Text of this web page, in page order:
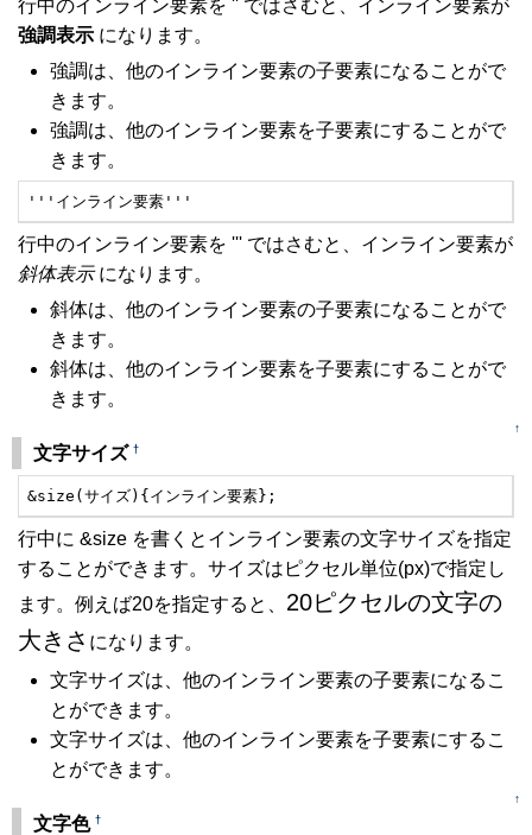
行中のインライン要素を '' ではさむと、インライン要素が
強調表示 になります。
強調は、他のインライン要素の子要素になることがで
きます。
強調は、他のインライン要素を子要素にすることがで
きます。
'''インライン要素'''
行中のインライン要素を ''' ではさむと、インライン要素が
斜体表示になります。
斜体は、他のインライン要素の子要素になることがで
きます。
斜体は、他のインライン要素を子要素にすることがで
きます。
↑
文字サイズ †
&size(サイズ){インライン要素};
行中に &size を書くとインライン要素の文字サイズを指定
することができます。サイズはピクセル単位(px)で指定し
ます。例えば20を指定すると、 20ピクセルの文字の
大きさ になります。
文字サイズは、他のインライン要素の子要素になるこ
とができます。
文字サイズは、他のインライン要素を子要素にするこ
とができます。
↑
文字色 †